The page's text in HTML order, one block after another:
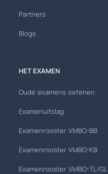
Partners
Blogs
HET EXAMEN
Oude examens oefenen
Examenuitslag
Examenrooster VMBO-BB
Examenrooster VMBO-KB
Examenrooster VMBO-TL/GL